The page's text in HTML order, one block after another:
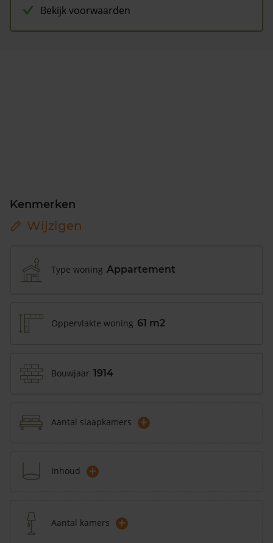
Bekijk voorwaarden
Kenmerken
Wijzigen
Type woning Appartement
Oppervlakte woning 61 m2
Bouwjaar 1914
Aantal slaapkamers +
Inhoud +
Aantal kamers +